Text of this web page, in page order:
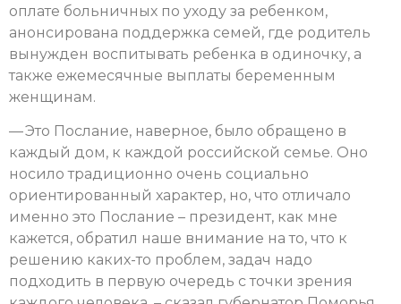
оплате больничных по уходу за ребенком,
анонсирована поддержка семей, где родитель
вынужден воспитывать ребенка в одиночку, а
также ежемесячные выплаты беременным
женщинам.
— Это Послание, наверное, было обращено в
каждый дом, к каждой российской семье. Оно
носило традиционно очень социально
ориентированный характер, но, что отличало
именно это Послание – президент, как мне
кажется, обратил наше внимание на то, что к
решению каких-то проблем, задач надо
подходить в первую очередь с точки зрения